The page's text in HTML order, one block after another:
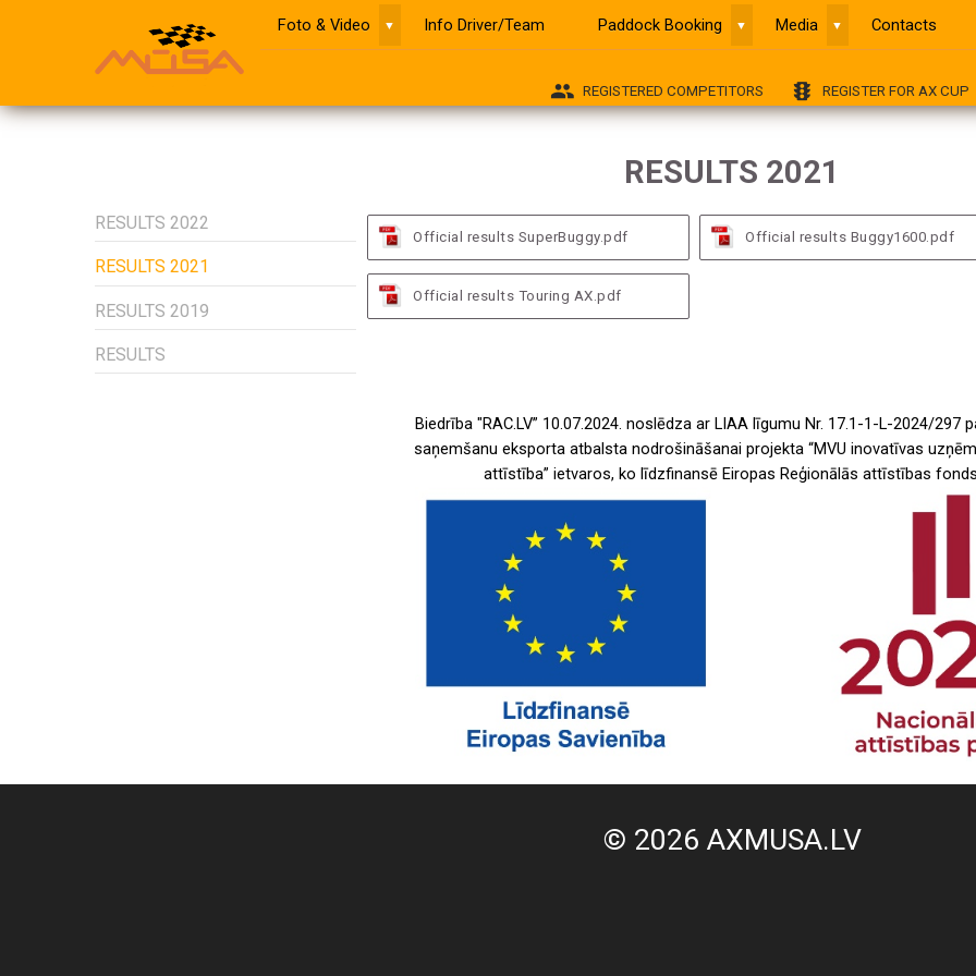
Foto & Video ▼ Info Driver/Team Paddock Booking ▼ Media ▼ Contacts
traffic REGISTER FOR AX CUP
group REGISTERED COMPETITORS
RESULTS 2021
RESULTS 2022
RESULTS 2021
RESULTS 2019
RESULTS
Official results SuperBuggy.pdf Official results Buggy1600.pdf
Official results Touring AX.pdf
Biedrība "RAC.LV” 10.07.2024. noslēdza ar LIAA līgumu Nr. 17.1-1-L-2024/297
saņemšanu eksporta atbalsta nodrošināšanai projekta “MVU inovatīvas
attīstība” ietvaros, ko līdzfinansē Eiropas Reģionālās attīstības
© 2026 AXMUSA.LV